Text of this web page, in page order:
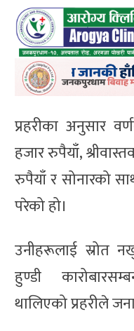
प्रहरीका अनुसार
हजार रुपैयाँ,
रुपैयाँ र सोनारको
परेको हो।
उनीहरूलाई स्रोत
हुण्डी
थालिएको प्रहरीले